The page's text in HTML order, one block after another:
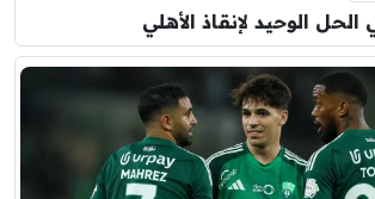
الوحيد لإنقاذ الأهلي